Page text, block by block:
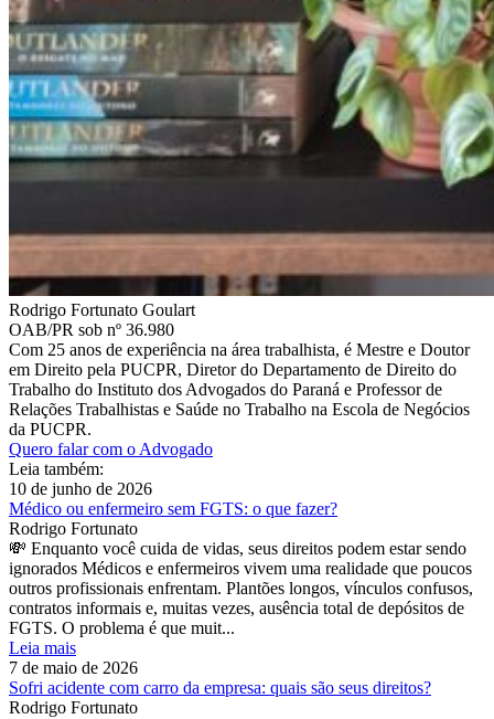
Rodrigo Fortunato Goulart
OAB/PR sob nº 36.980
Com 25 anos de experiência na área trabalhista, é Mestre e Doutor
em Direito pela PUCPR, Diretor do Departamento de Direito do
Trabalho do Instituto dos Advogados do Paraná e Professor de
Relações Trabalhistas e Saúde no Trabalho na Escola de Negócios
da PUCPR.
Quero falar com o Advogado
Leia também:
10 de junho de 2026
Médico ou enfermeiro sem FGTS: o que fazer?
Rodrigo Fortunato
💸 Enquanto você cuida de vidas, seus direitos podem estar sendo
ignorados Médicos e enfermeiros vivem uma realidade que poucos
outros profissionais enfrentam. Plantões longos, vínculos confusos,
contratos informais e, muitas vezes, ausência total de depósitos de
FGTS. O problema é que muit...
Leia mais
7 de maio de 2026
Sofri acidente com carro da empresa: quais são seus direitos?
Rodrigo Fortunato